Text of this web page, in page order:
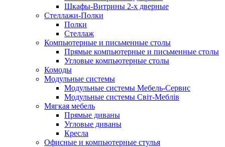
Шкафы-Витрины 2-х дверные
Стеллажи-Полки
Полки
Стеллаж
Компьютерные и письменные столы
Прямые компьютерные и письменные столы
Угловые компьютерные столы
Комоды
Модульные системы
Модульные системы Мебель-Сервис
Модульные системы Світ-Meблів
Мягкая мебель
Прямые диваны
Угловые диваны
Кресла
Офисные и компьютерные стулья